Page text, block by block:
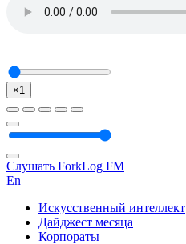
×1
Слушать ForkLog FM
En
Искусственный интеллект
Дайджест месяца
Корпораты